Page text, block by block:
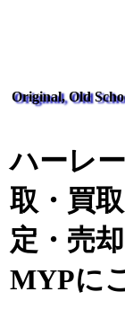
Original, Old
ハーレ
取・買
定・売
MYPに